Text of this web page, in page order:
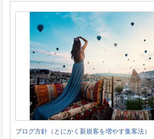
ブログ方針（とにかく新規客を増やす集客法）